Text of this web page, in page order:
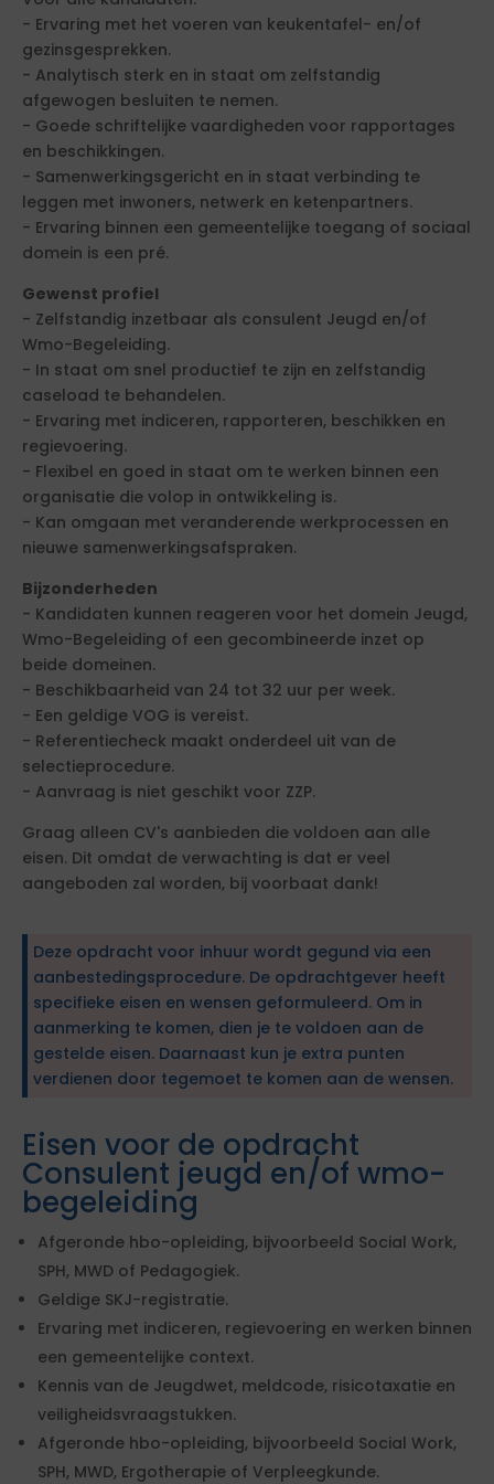
- Ervaring met het voeren van keukentafel- en/of
gezinsgesprekken.
- Analytisch sterk en in staat om zelfstandig
afgewogen besluiten te nemen.
- Goede schriftelijke vaardigheden voor rapportages
en beschikkingen.
- Samenwerkingsgericht en in staat verbinding te
leggen met inwoners, netwerk en ketenpartners.
- Ervaring binnen een gemeentelijke toegang of sociaal
domein is een pré.
Gewenst profiel
- Zelfstandig inzetbaar als consulent Jeugd en/of
Wmo-Begeleiding.
- In staat om snel productief te zijn en zelfstandig
caseload te behandelen.
- Ervaring met indiceren, rapporteren, beschikken en
regievoering.
- Flexibel en goed in staat om te werken binnen een
organisatie die volop in ontwikkeling is.
- Kan omgaan met veranderende werkprocessen en
nieuwe samenwerkingsafspraken.
Bijzonderheden
- Kandidaten kunnen reageren voor het domein Jeugd,
Wmo-Begeleiding of een gecombineerde inzet op
beide domeinen.
- Beschikbaarheid van 24 tot 32 uur per week.
- Een geldige VOG is vereist.
- Referentiecheck maakt onderdeel uit van de
selectieprocedure.
- Aanvraag is niet geschikt voor ZZP.
Graag alleen CV's aanbieden die voldoen aan alle
eisen. Dit omdat de verwachting is dat er veel
aangeboden zal worden, bij voorbaat dank!
Deze opdracht voor inhuur wordt gegund via een
aanbestedingsprocedure. De opdrachtgever heeft
specifieke eisen en wensen geformuleerd. Om in
aanmerking te komen, dien je te voldoen aan de
gestelde eisen. Daarnaast kun je extra punten
verdienen door tegemoet te komen aan de wensen.
Eisen voor de opdracht
Consulent jeugd en/of wmo-
begeleiding
Afgeronde hbo-opleiding, bijvoorbeeld Social Work,
SPH, MWD of Pedagogiek.
Geldige SKJ-registratie.
Ervaring met indiceren, regievoering en werken binnen
een gemeentelijke context.
Kennis van de Jeugdwet, meldcode, risicotaxatie en
veiligheidsvraagstukken.
Afgeronde hbo-opleiding, bijvoorbeeld Social Work,
SPH, MWD, Ergotherapie of Verpleegkunde.